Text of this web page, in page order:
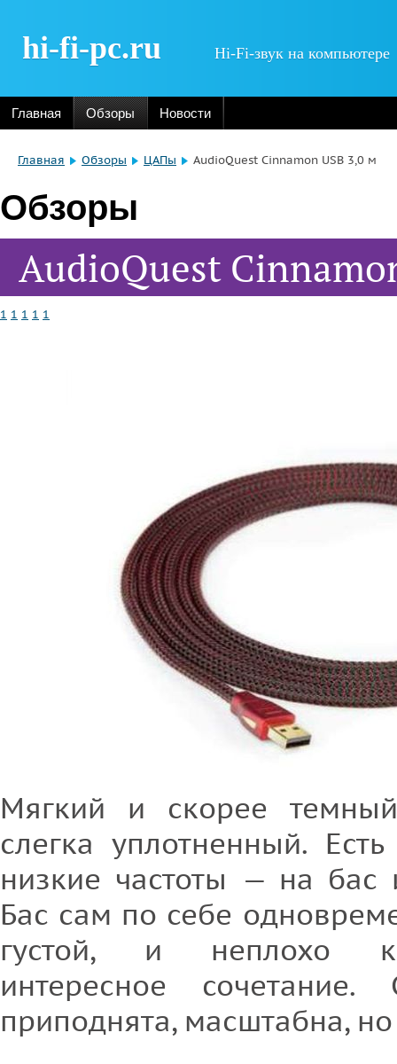
hi-fi-pc.ru Hi-Fi-звук на компьютере
Главная Обзоры Новости
Главная Обзоры ЦАПы AudioQuest Cinnamon USB 3,0 м
Обзоры
AudioQuest
1 1 1 1 1
Мягкий и скорее
слегка уплотненный.
низкие частоты — на
Бас сам по себе
густой, и неплохо
интересное сочетание.
приподнята, масштабна,